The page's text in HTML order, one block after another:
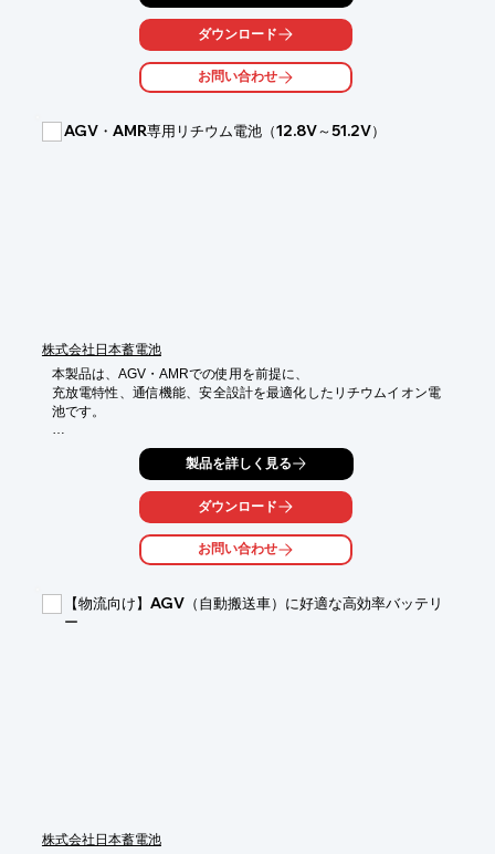
限られた内部スペースに収まる薄型・コンパクト設計でありなが
高いエネルギー密度を維持。さらに、短時間でフル回復する急速
充電機能により、
バッテリーを大きくすることなく、24時間稼働に近い運用を可能
「もっと小さく、もっと動かしたい」という設計・運用ニーズ
ダウンロード
お問い合わせ
AGV・AMR専用リチウム電池（12.8V～51.2V）
株式会社日本蓄電池
本製品は、AGV・AMRでの使用を前提に、
充放電特性、通信機能、安全設計を最適化したリチウムイオン電
池です。
鉛電池からの置き換えや、新規AGV導入時の電源として、
多くの搬送システムで採用されています。
製品を詳しく見る
ダウンロード
お問い合わせ
【物流向け】AGV（自動搬送車）に好適な高効率バッテリ
ー
株式会社日本蓄電池